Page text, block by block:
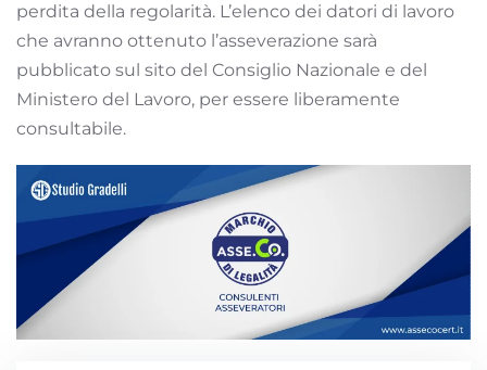
perdita della regolarità. L’elenco dei datori di lavoro
che avranno ottenuto l’asseverazione sarà
pubblicato sul sito del Consiglio Nazionale e del
Ministero del Lavoro, per essere liberamente
consultabile.